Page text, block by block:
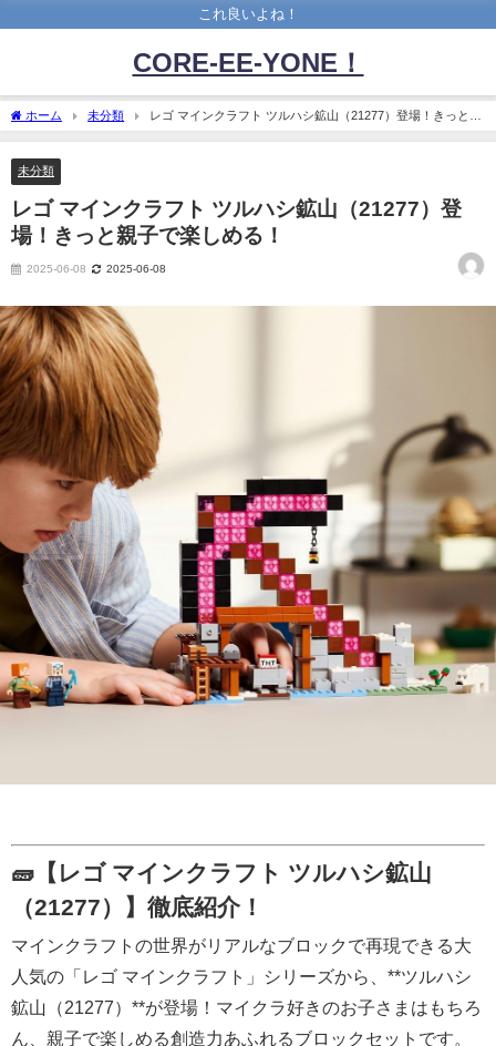
これ良いよね！
CORE-EE-YONE！
ホーム 未分類
レゴ マインクラフト ツルハシ鉱山（21277）登場！きっと親
子で楽しめる！
未分類
レゴ マインクラフト ツルハシ鉱山（21277）登
場！きっと親子で楽しめる！
2025-06-08 2025-06-08
🧱【レゴ マインクラフト ツルハシ鉱山
（21277）】徹底紹介！
マインクラフトの世界がリアルなブロックで再現できる大
人気の「レゴ マインクラフト」シリーズから、**ツルハシ
鉱山（21277）**が登場！マイクラ好きのお子さまはもちろ
ん、親子で楽しめる創造力あふれるブロックセットです。